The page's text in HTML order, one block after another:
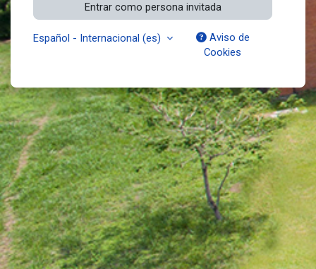
Entrar como persona invitada
Español - Internacional ‎(es)‎
Aviso de
Cookies